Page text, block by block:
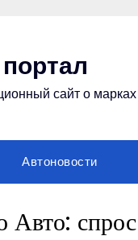
сайт о
Автоновости
Авто: